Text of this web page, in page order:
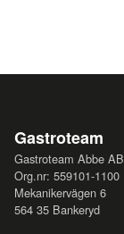
Gastroteam
Gastroteam Abbe AB
Org.nr: 559101-1100
Mekanikervägen 6
564 35 Bankeryd